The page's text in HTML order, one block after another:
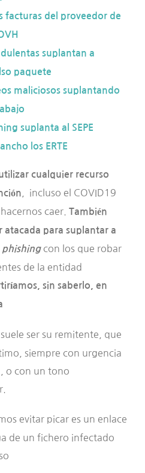
facturas del proveedor de
suplantan a
paquete
maliciosos suplantando
suplanta al SEPE
los ERTE
cualquier recurso
, incluso el COVID19
caer. También
para suplantar a
phishing con los que robar
de la entidad
sin saberlo, en
ser su remitente, que
siempre con urgencia
o con un tono
evitar picar es un enlace
de un fichero infectado